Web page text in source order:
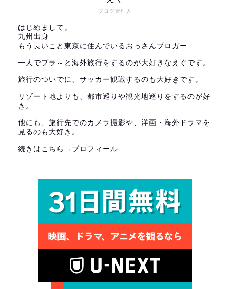
ブログ管理人
はじめまして。
九州出身
もう長いこと東京に住んでいるおっさんブロガー
一人でブラ～と海外旅行をするのが大好きなえぐです。
旅行のついでに、サッカー観戦するのも大好きです。
リゾート地よりも、都市巡りや観光地巡りをするのが好
き。
他にも、旅行先でのカメラ撮影や、洋画・海外ドラマを
見るのも大好き。
続きはこちら→ プロフィール